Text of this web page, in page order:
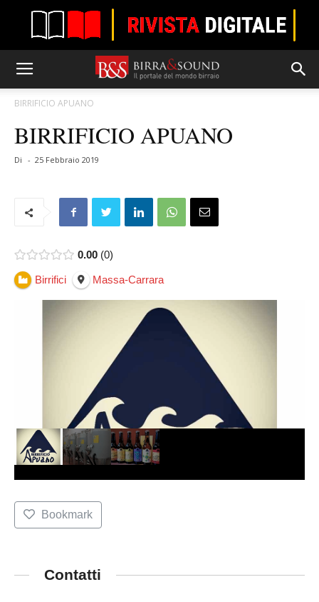
BIRRIFICIO APUANO
BIRRIFICIO APUANO
Di - 25 Febbraio 2019
0.00 0
Birrifici Massa-Carrara
Bookmark
Contatti